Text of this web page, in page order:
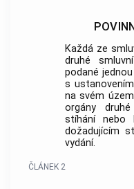
Každá ze
druhé
podané
s
na svém
orgány
stíhání
dožadujícím
vydání.
ČLÁNEK 2